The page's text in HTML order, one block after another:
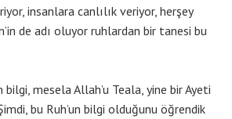
insanlara canlılık veriyor, herşey
de adı oluyor ruhlardan bir tanesi bu
bilgi, mesela Allah’u Teala, yine bir Ayeti
bu Ruh’un bilgi olduğunu öğrendik